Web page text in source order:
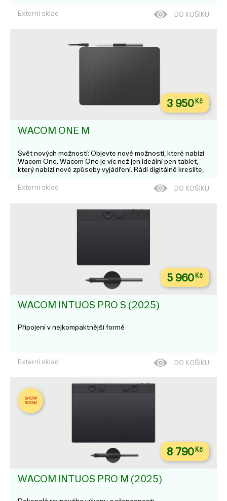
spolupracujete? Vyber...
Externí sklad DO KOŠÍKU
3 950Kč
WACOM ONE M
Svět nových možností; Objevte nové možnosti, které nabízí
Wacom One. Wacom One je víc než jen ideální pen tablet,
který nabízí nové způsoby vyjádření. Rádi digitálně kreslíte,
spolupracujete? Vyber...
Externí sklad DO KOŠÍKU
5 960Kč
WACOM INTUOS PRO S (2025)
Připojení v nejkompaktnější formě
Externí sklad DO KOŠÍKU
SHOW
ROOM
8 790Kč
WACOM INTUOS PRO M (2025)